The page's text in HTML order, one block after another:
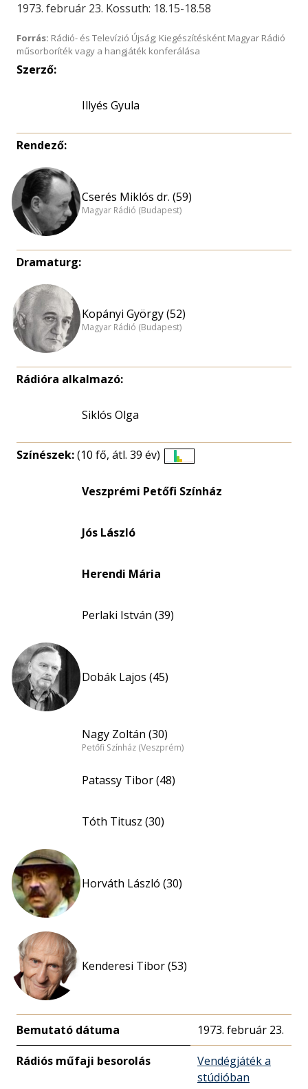
1973. február 23. Kossuth: 18.15-18.58
Forrás: Rádió- és Televízió Újság; Kiegészítésként Magyar Rádió
műsorboríték vagy a hangjáték konferálása
Szerző:
Illyés Gyula
Rendező:
Cserés Miklós dr. (59)
Magyar Rádió (Budapest)
Dramaturg:
Kopányi György (52)
Magyar Rádió (Budapest)
Rádióra alkalmazó:
Siklós Olga
Színészek:(10 fő, átl. 39 év)
eloszlás
Veszprémi Petőfi Színház
Jós László
Herendi Mária
Perlaki István (39)
Dobák Lajos (45)
Nagy Zoltán (30)
Petőfi Színház (Veszprém)
Patassy Tibor (48)
Tóth Titusz (30)
Horváth László (30)
Kenderesi Tibor (53)
Bemutató dátuma 1973. február 23.
Rádiós műfaji besorolás
Vendégjáték a
stúdióban